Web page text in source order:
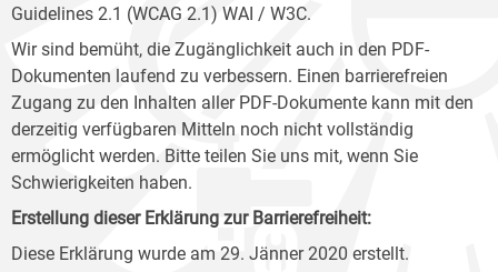
Guidelines 2.1 (WCAG 2.1) WAI / W3C.
Wir sind bemüht, die Zugänglichkeit auch in den PDF-
Dokumenten laufend zu verbessern. Einen barrierefreien
Zugang zu den Inhalten aller PDF-Dokumente kann mit den
derzeitig verfügbaren Mitteln noch nicht vollständig
ermöglicht werden. Bitte teilen Sie uns mit, wenn Sie
Schwierigkeiten haben.
Erstellung dieser Erklärung zur Barrierefreiheit:
Diese Erklärung wurde am 29. Jänner 2020 erstellt.